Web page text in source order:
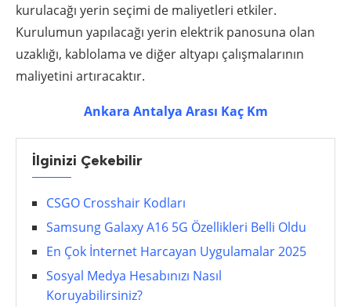
kurulacağı yerin seçimi de maliyetleri etkiler.
Kurulumun yapılacağı yerin elektrik panosuna olan
uzaklığı, kablolama ve diğer altyapı çalışmalarının
maliyetini artıracaktır.
Ankara Antalya Arası Kaç Km
İlginizi Çekebilir
CSGO Crosshair Kodları
Samsung Galaxy A16 5G Özellikleri Belli Oldu
En Çok İnternet Harcayan Uygulamalar 2025
Sosyal Medya Hesabınızı Nasıl
Koruyabilirsiniz?